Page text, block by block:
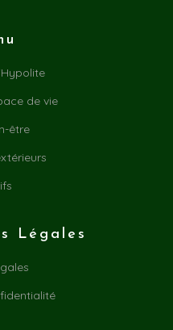
de vie
être
Légales